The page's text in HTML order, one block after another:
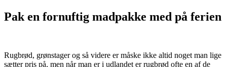
Pak en fornuftig madpakke med på ferien
Rugbrød, grønstager og så videre er måske ikke altid noget man lige
sætter pris på, men når man er i udlandet er rugbrød ofte en af de